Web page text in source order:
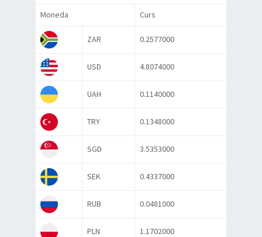
Moneda Curs
ZAR 0.2577000
USD 4.8074000
UAH 0.1140000
TRY 0.1348000
SGD 3.5353000
SEK 0.4337000
RUB 0.0481000
PLN 1.1702000